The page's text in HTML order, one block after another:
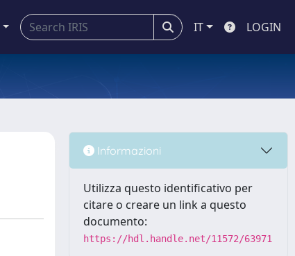
IT LOGIN
Informazioni
Utilizza questo identificativo per
citare o creare un link a questo
documento:
https://hdl.handle.net/11572/63971